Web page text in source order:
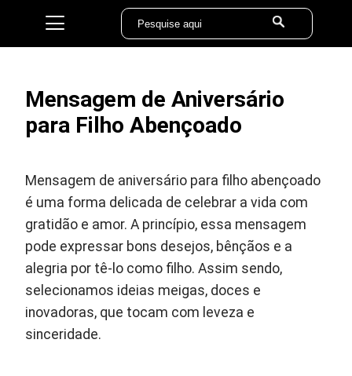
Mensagem de Aniversário
para Filho Abençoado
Mensagem de aniversário para filho abençoado
é uma forma delicada de celebrar a vida com
gratidão e amor. A princípio, essa mensagem
pode expressar bons desejos, bênçãos e a
alegria por tê-lo como filho. Assim sendo,
selecionamos ideias meigas, doces e
inovadoras, que tocam com leveza e
sinceridade.